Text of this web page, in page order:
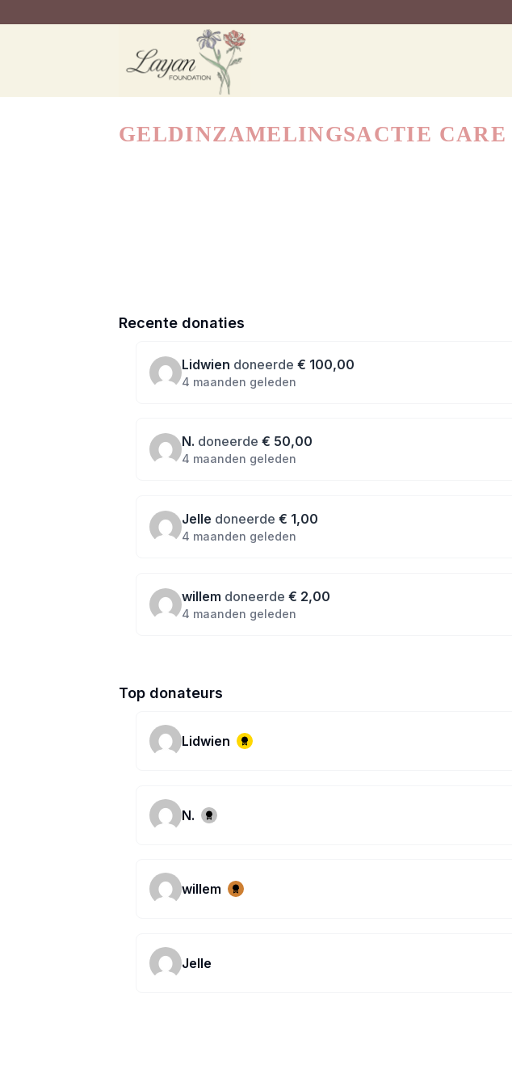
GELDINZAMELINGSACTIE CARE
Recente donaties
Lidwien doneerde € 100,00
4 maanden geleden
N. doneerde € 50,00
4 maanden geleden
Jelle doneerde € 1,00
4 maanden geleden
willem doneerde € 2,00
4 maanden geleden
Top donateurs
Lidwien
N.
willem
Jelle